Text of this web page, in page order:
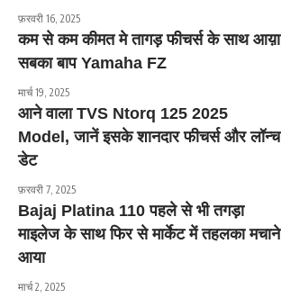
फ़रवरी 16, 2025
कम से कम कीमत मे तागड़ फीचर्स के साथ आय़ा
सबका बाप Yamaha FZ
मार्च 19, 2025
आने वाला TVS Ntorq 125 2025
Model, जानें इसके शानदार फीचर्स और लॉन्च
डेट
फ़रवरी 7, 2025
Bajaj Platina 110 पहले से भी तगड़ा
माइलेज के साथ फिर से मार्केट में तहलका मचाने
आया
मार्च 2, 2025